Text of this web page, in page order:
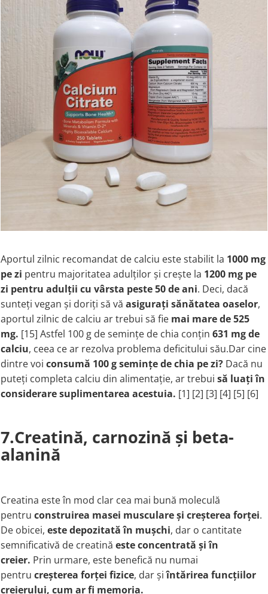
Aportul zilnic recomandat de calciu este stabilit la 1000 mg
pe zi pentru majoritatea adulților și crește la 1200 mg pe
zi pentru adulții cu vârsta peste 50 de ani. Deci, dacă
sunteți vegan și doriți să vă asigurați sănătatea oaselor,
aportul zilnic de calciu ar trebui să fie mai mare de 525
mg. [15] Astfel 100 g de semințe de chia conțin 631 mg de
calciu, ceea ce ar rezolva problema deficitului său.Dar cine
dintre voi consumă 100 g semințe de chia pe zi? Dacă nu
puteți completa calciu din alimentație, ar trebui să luați în
considerare suplimentarea acestuia. [1] [2] [3] [4] [5] [6]
7.Creatină, carnozină și beta-
alanină
Creatina este în mod clar cea mai bună moleculă
pentru construirea masei musculare și creșterea forței.
De obicei, este depozitată în mușchi, dar o cantitate
semnificativă de creatină este concentrată și în
creier. Prin urmare, este benefică nu numai
pentru creșterea forței fizice, dar șiîntărirea funcțiilor
creierului, cum ar fi memoria.